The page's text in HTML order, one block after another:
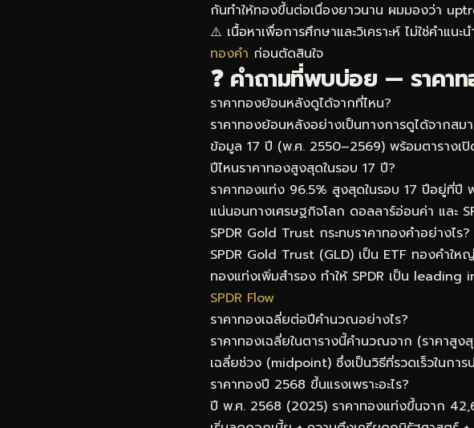
กันทำให้ทองขึ้นต่อเนื่องยาวนาน ผมมองว่า
⚠️ เนื้อหาเพื่อการศึกษาและวิเคราะห์ ไม่ใช่คำแ
ทองคำ ก่อนตัดสินใจ
❓ คำถามที่พบบ่อย — ราคา
ราคาทองย้อนหลังดูได้จากที่ไหน?
ราคาทองย้อนหลังอย่างเป็นทางการดูได้จากส
ข้อมูล 17 ปี (พ.ศ. 2550–2569) พร้อมตาราง
ปีไหนราคาทองสูงสุดในรอบ 17 ปี?
ราคาทองแท่ง 96.5% สูงสุดในรอบ 17 ปีอยู่ที่ปี
แน่นอนทางเศรษฐกิจโลก ดอลลาร์อ่อนค่า และ
SPDR Gold Trust กระทบราคาทองคำอย่างไร?
SPDR Gold Trust (GLD) เป็น ETF ทองคำใ
ทองแท่งเพิ่มสำรอง ทำให้ SPDR เป็น
SPDR Flow
ราคาทองเฉลี่ยต่อปีคำนวณอย่างไร?
ราคาทองเฉลี่ยในตารางนี้คำนวณจาก (ราคาสู
เฉลี่ยช่วง (midpoint) ซึ่งเป็นวิธีที่รวดเร็วในการ
ราคาทองปี 2568 ขึ้นแรงเพราะอะไร?
ปี พ.ศ. 2568 (2025) ราคาทองแท่งขึ้นจาก